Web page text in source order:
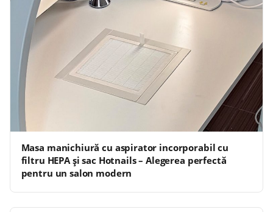
Masa manichiură cu aspirator incorporabil cu
filtru HEPA și sac Hotnails – Alegerea perfectă
pentru un salon modern